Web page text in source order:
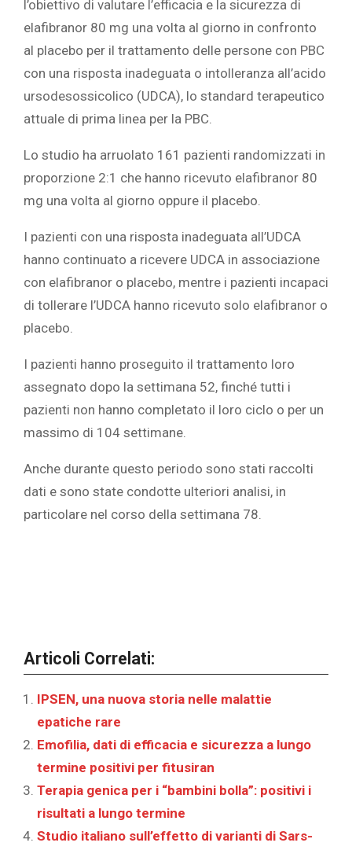
l’obiettivo di valutare l’efficacia e la sicurezza di
elafibranor 80 mg una volta al giorno in confronto
al placebo per il trattamento delle persone con PBC
con una risposta inadeguata o intolleranza all’acido
ursodesossicolico (UDCA), lo standard terapeutico
attuale di prima linea per la PBC.
Lo studio ha arruolato 161 pazienti randomizzati in
proporzione 2:1 che hanno ricevuto elafibranor 80
mg una volta al giorno oppure il placebo.
I pazienti con una risposta inadeguata all’UDCA
hanno continuato a ricevere UDCA in associazione
con elafibranor o placebo, mentre i pazienti incapaci
di tollerare l’UDCA hanno ricevuto solo elafibranor o
placebo.
I pazienti hanno proseguito il trattamento loro
assegnato dopo la settimana 52, finché tutti i
pazienti non hanno completato il loro ciclo o per un
massimo di 104 settimane.
Anche durante questo periodo sono stati raccolti
dati e sono state condotte ulteriori analisi, in
particolare nel corso della settimana 78.
Articoli Correlati:
IPSEN, una nuova storia nelle malattie
epatiche rare
Emofilia, dati di efficacia e sicurezza a lungo
termine positivi per fitusiran
Terapia genica per i “bambini bolla”: positivi i
risultati a lungo termine
Studio italiano sull’effetto di varianti di Sars-